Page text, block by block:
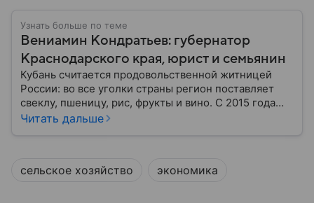
Узнать больше по теме
Вениамин Кондратьев: губернатор
Краснодарского края, юрист и семьянин
Кубань считается продовольственной житницей
России: во все уголки страны регион поставляет
свеклу, пшеницу, рис, фрукты и вино. С 2015 года
субъект федерации возглавляет Вениамин
Читать дальше
сельское хозяйство экономика